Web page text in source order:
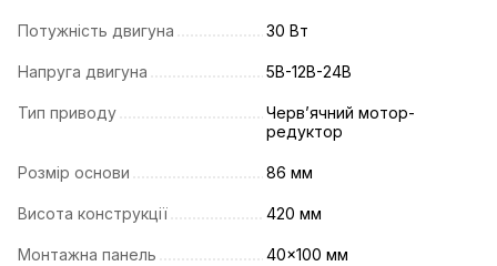
Потужність двигуна 30 Вт
Напруга двигуна 5В-12В-24В
Тип приводу
Черв’ячний мотор-
редуктор
Розмір основи 86 мм
Висота конструкції 420 мм
Монтажна панель 40x100 мм